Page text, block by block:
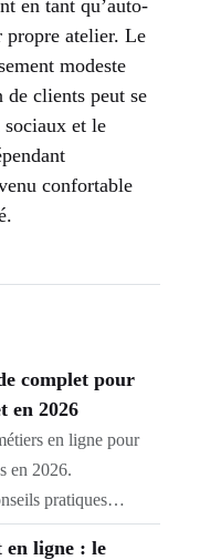
en tant qu’auto-
propre atelier. Le
modeste
clients peut se
et le
confortable
complet pour
en 2026
en ligne pour
en 2026.
pratiques…
ligne : le